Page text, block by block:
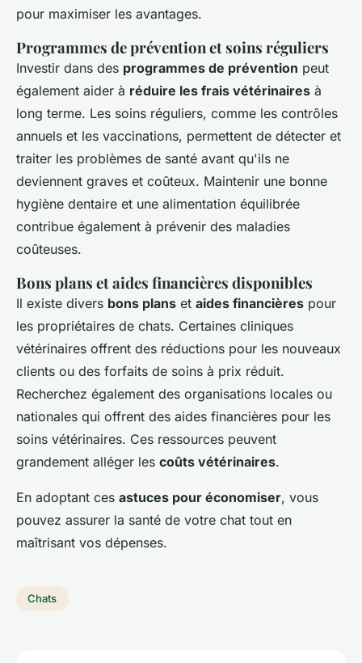
pour maximiser les avantages.
Programmes de prévention et soins réguliers
Investir dans des programmes de prévention peut
également aider à réduire les frais vétérinaires à
long terme. Les soins réguliers, comme les contrôles
annuels et les vaccinations, permettent de détecter et
traiter les problèmes de santé avant qu'ils ne
deviennent graves et coûteux. Maintenir une bonne
hygiène dentaire et une alimentation équilibrée
contribue également à prévenir des maladies
coûteuses.
Bons plans et aides financières disponibles
Il existe divers bons plans et aides financières pour
les propriétaires de chats. Certaines cliniques
vétérinaires offrent des réductions pour les nouveaux
clients ou des forfaits de soins à prix réduit.
Recherchez également des organisations locales ou
nationales qui offrent des aides financières pour les
soins vétérinaires. Ces ressources peuvent
grandement alléger les coûts vétérinaires.
En adoptant ces astuces pour économiser, vous
pouvez assurer la santé de votre chat tout en
maîtrisant vos dépenses.
Chats